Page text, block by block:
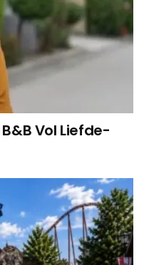
Vol Liefde-